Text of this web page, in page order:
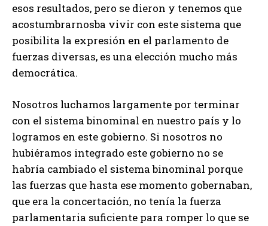
esos resultados, pero se dieron y tenemos que
acostumbrarnosba vivir con este sistema que
posibilita la expresión en el parlamento de
fuerzas diversas, es una elección mucho más
democrática.
Nosotros luchamos largamente por terminar
con el sistema binominal en nuestro país y lo
logramos en este gobierno. Si nosotros no
hubiéramos integrado este gobierno no se
habría cambiado el sistema binominal porque
las fuerzas que hasta ese momento gobernaban,
que era la concertación, no tenía la fuerza
parlamentaria suficiente para romper lo que se